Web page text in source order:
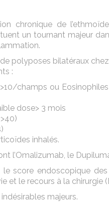
chronique de
un tournant majeur
polyposes bilatéraux
:
champs ou
dose> 3 mois
inhalés.
l’Omalizumab, le
score endoscopique
et le recours à la chirurgie
majeurs.